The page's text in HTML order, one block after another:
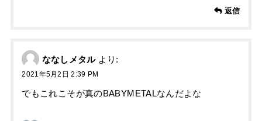
返信
ななしメタル より:
2021年5月2日 2:39 PM
でもこれこそが真のBABYMETALなんだよな